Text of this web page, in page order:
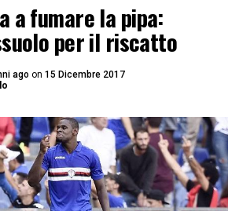
a fumare la pipa:
per il riscatto
ago on 15 Dicembre 2017